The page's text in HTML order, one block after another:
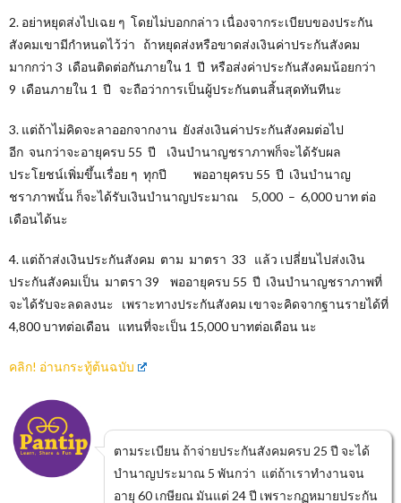
2. อย่าหยุดส่งไปเฉย ๆ โดยไม่บอกกล่าว เนื่องจากระเบียบของประกัน
สังคมเขามีกำหนดไว้ว่า ถ้าหยุดส่งหรือขาดส่งเงินค่าประกันสังคม
มากกว่า 3 เดือนติดต่อกันภายใน 1 ปี หรือส่งค่าประกันสังคมน้อยกว่า
9 เดือนภายใน 1 ปี จะถือว่าการเป็นผู้ประกันตนสิ้นสุดทันทีนะ
3. แต่ถ้าไม่คิดจะลาออกจากงาน ยังส่งเงินค่าประกันสังคมต่อไป
อีก จนกว่าจะอายุครบ 55 ปี เงินบำนาญชราภาพก็จะได้รับผล
ประโยชน์เพิ่มขึ้นเรื่อย ๆ ทุกปี พออายุครบ 55 ปี เงินบำนาญ
ชราภาพนั้น ก็จะได้รับเงินบำนาญประมาณ 5,000 – 6,000 บาท ต่อ
เดือนได้นะ
4. แต่ถ้าส่งเงินประกันสังคม ตาม มาตรา 33 แล้ว เปลี่ยนไปส่งเงิน
ประกันสังคมเป็น มาตรา 39 พออายุครบ 55 ปี เงินบำนาญชราภาพที่
จะได้รับจะลดลงนะ เพราะทางประกันสังคม เขาจะคิดจากฐานรายได้ที่
4,800 บาทต่อเดือน แทนที่จะเป็น 15,000 บาทต่อเดือน นะ
คลิก! อ่านกระทู้ต้นฉบับ
ตามระเบียน ถ้าจ่ายประกันสังคมครบ 25 ปี จะได้
บำนาญประมาณ 5 พันกว่า แต่ถ้าเราทำงานจน
อายุ 60 เกษียณ มันแต่ 24 ปี เพราะกฏหมายประกัน